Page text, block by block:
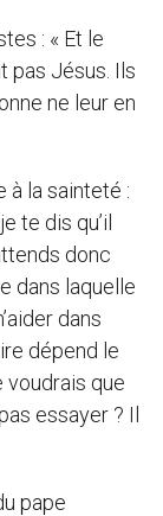
: « Et le
pas Jésus. Ils
ne leur en
à la sainteté :
te dis qu’il
donc
dans laquelle
dans
dépend le
voudrais que
essayer ? Il
pape